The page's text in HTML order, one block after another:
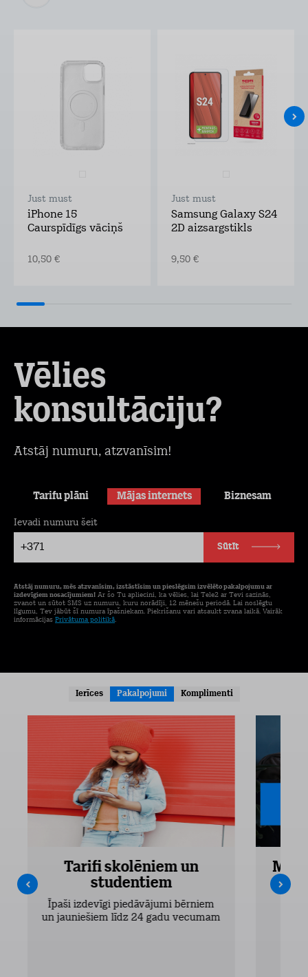
Just must
iPhone 15
Caurspīdīgs vāciņš
10,50 €
Just must
Samsung Galaxy S24
2D aizsargstikls
9,50 €
Vēlies
konsultāciju?
Atstāj numuru, atzvanīsim!
Tarifu plāni Mājas internets Biznesam
+371
Ievadi numuru šeit
Sūtīt
Atstāj numuru, mēs atzvanīsim, izstāstīsim un pieslēgsim izvēlēto pakalpojumu ar
izdevīgiem nosacījumiem! Ar šo Tu apliecini, ka vēlies, lai Tele2 ar Tevi sazinās,
zvanot un sūtot SMS uz numuru, kuru norādīji, 12 mēnešu periodā. Lai noslēgtu
līgumu, Tev jābūt šī numura īpašniekam. Piekrišanu vari atsaukt zvana laikā. Vairāk
informācijas Privātuma politikā.
Ierīces Pakalpojumi Komplimenti
Tarifi skolēniem un
studentiem
Īpaši izdevīgi piedāvājumi bērniem
un jauniešiem līdz 24 gadu vecumam